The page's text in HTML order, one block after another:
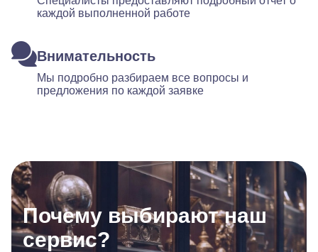
каждой выполненной работе
Внимательность
Мы подробно разбираем все вопросы и
предложения по каждой заявке
Почему выбирают наш
сервис?